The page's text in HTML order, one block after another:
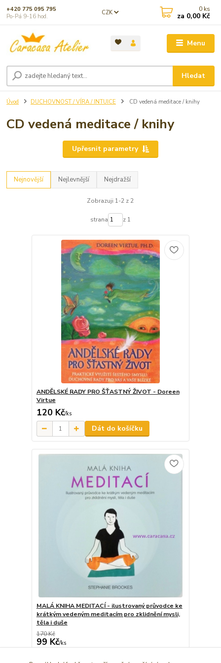
Menu
CZK
Hledat
+420 775 095 795
Po-Pá 9-16 hod.
0 ks
za 0,00 Kč
Úvod DUCHOVNOST / VÍRA / INTUICE CD vedená meditace / knihy
CD vedená meditace / knihy
Upřesnit parametry
Nejnovější Nejlevnější Nejdražší
Zobrazuji 1-2 z 2
strana z 1
ANDĚLSKÉ RADY PRO ŠŤASTNÝ ŽIVOT - Doreen
Virtue
120 Kč/ks
Dát do košíčku
MALÁ KNIHA MEDITACÍ - ilustrovaný průvodce ke
krátkým vedeným meditacím pro zklidnění mysli,
těla i duše
170 Kč
99 Kč/ks